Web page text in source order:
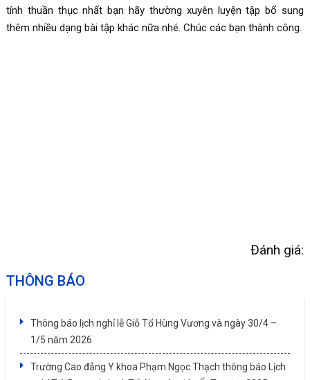
tính thuần thục nhất bạn hãy thường xuyên luyện tập bổ sung
thêm nhiều dạng bài tập khác nữa nhé. Chúc các bạn thành công.
Đánh giá:
THÔNG BÁO
Thông báo lịch nghỉ lễ Giỗ Tổ Hùng Vương và ngày 30/4 –
1/5 năm 2026
Trường Cao đẳng Y khoa Phạm Ngọc Thạch thông báo Lịch